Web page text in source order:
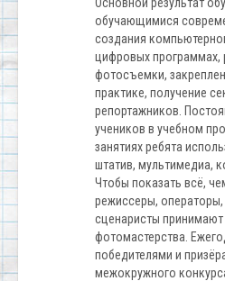
обучающимися
создания
цифровых программах,
фотосъемки,
практике, получение
репортажников.
учеников в учебном
занятиях ребята
штатив, мультимедиа,
Чтобы показать всё,
режиссеры,
сценаристы принимают
фотомастерства.
победителями и
межокружного